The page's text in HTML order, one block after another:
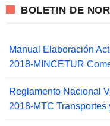
BOLETIN DE
Manual Elaboración
2018-MINCETUR
Reglamento Nacional
2018-MTC